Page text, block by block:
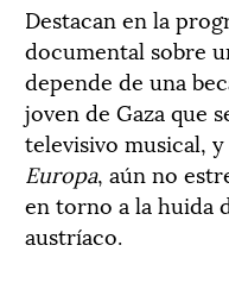
Destacan en la
documental sobre
depende de una
joven de Gaza que
televisivo musical, y
Europa, aún no
en torno a la huida
austríaco.